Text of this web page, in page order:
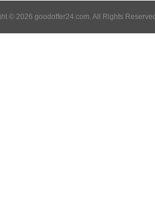
© 2026 goodoffer24.com. All Rights